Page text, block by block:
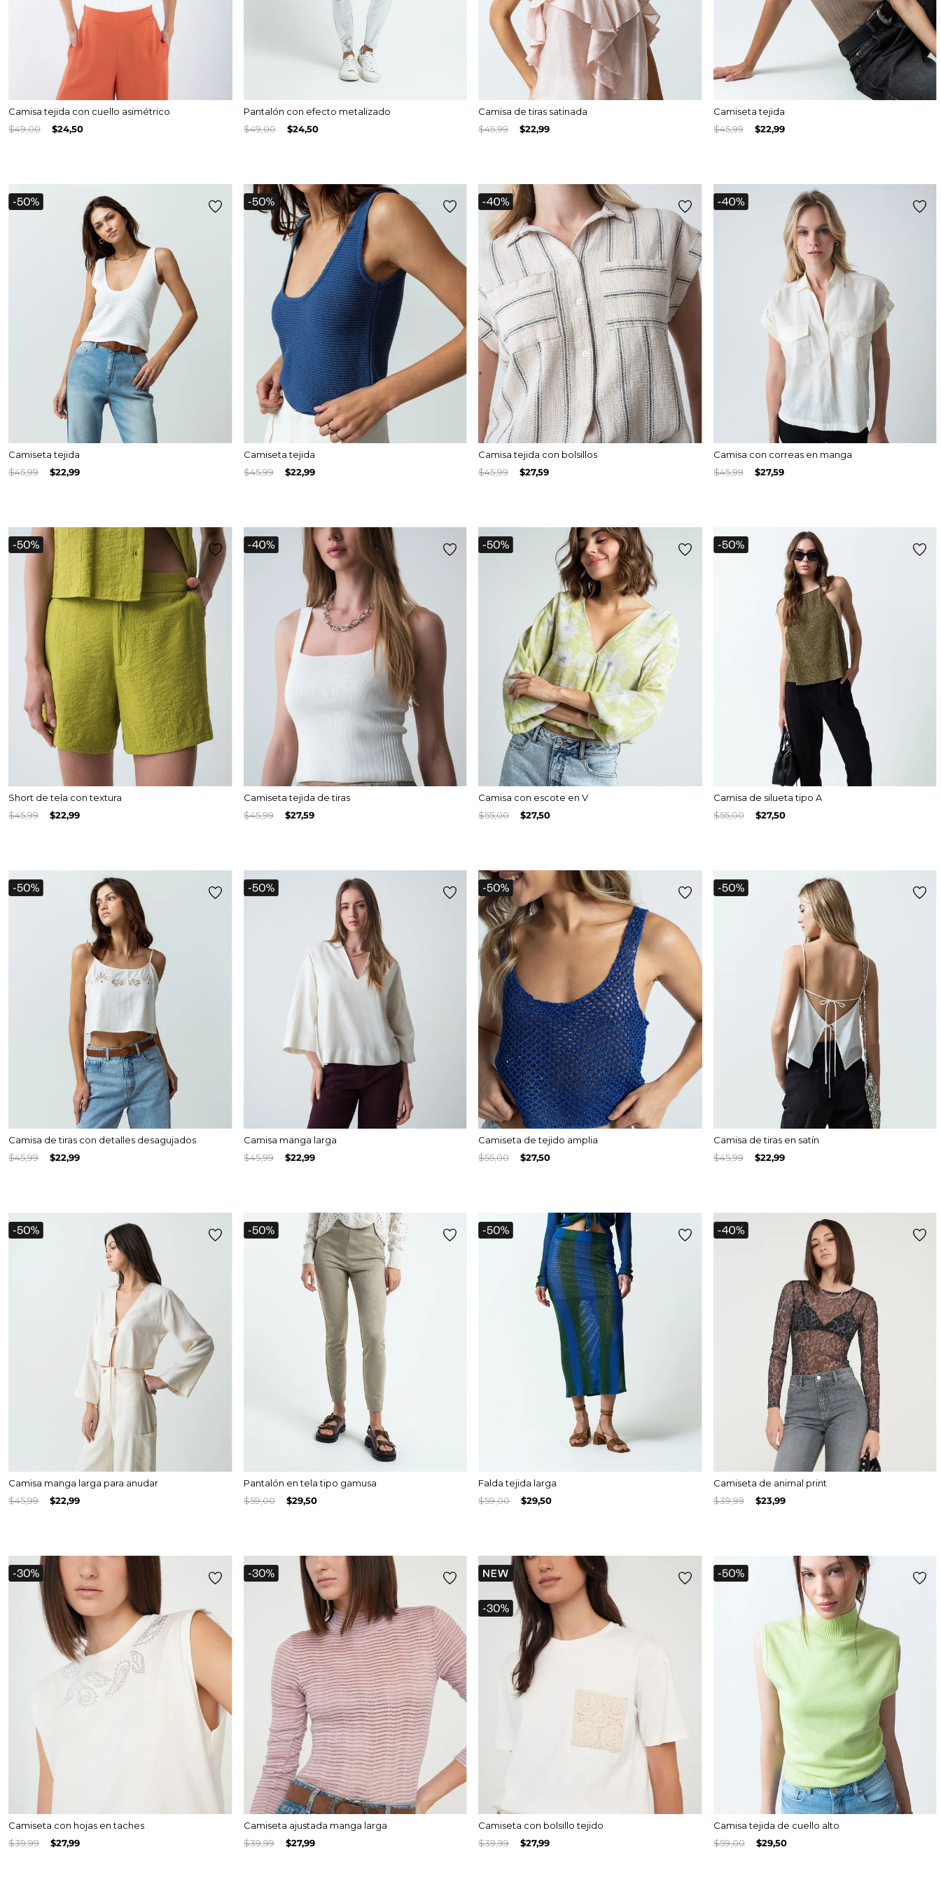
Camisa tejida con cuello asimétrico
$49,00 $24,50
Pantalón con efecto metalizado
$49,00 $24,50
Camisa de tiras satinada
$45,99 $22,99
Camiseta tejida
$45,99 $22,99
Camiseta tejida
$45,99 $22,99
Camiseta tejida
$45,99 $22,99
Camisa tejida con bolsillos
$45,99 $27,59
Camisa con correas en manga
$45,99 $27,59
Short de tela con textura
$45,99 $22,99
Camiseta tejida de tiras
$45,99 $27,59
Camisa con escote en V
$55,00 $27,50
Camisa de silueta tipo A
$55,00 $27,50
Camisa de tiras con detalles desagujados
$45,99 $22,99
Camisa manga larga
$45,99 $22,99
Camiseta de tejido amplia
$55,00 $27,50
Camisa de tiras en satín
$45,99 $22,99
Camisa manga larga para anudar
$45,99 $22,99
Pantalón en tela tipo gamusa
$59,00 $29,50
Falda tejida larga
$59,00 $29,50
Camiseta de animal print
$39,99 $23,99
Camiseta con hojas en taches
$39,99 $27,99
Camiseta ajustada manga larga
$39,99 $27,99
Camiseta con bolsillo tejido
$39,99 $27,99
Camisa tejida de cuello alto
$59,00 $29,50